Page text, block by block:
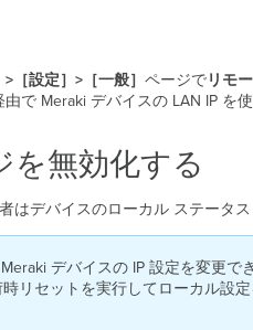
>［設定］> ［一般］ ページでリモ
で Meraki デバイスの LAN IP を
を無効化する
デバイスのローカル ステータ
デバイスの IP 設定を変更
リセットを実行してローカル設